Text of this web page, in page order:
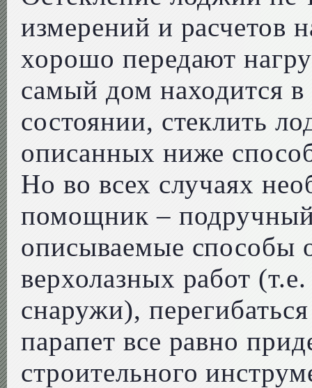
измерений и расчетов
хорошо передают
самый дом находится в
состоянии, стеклить
описанных ниже
Но во всех случаях
помощник –
описываемые способы
верхолазных работ
снаружи),
парапет все равно
строительного